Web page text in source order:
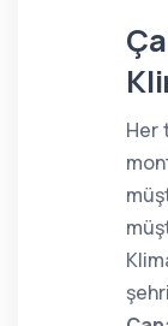
Her